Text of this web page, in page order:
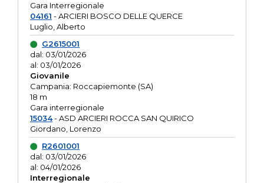
Gara Interregionale
04161 - ARCIERI BOSCO DELLE QUERCE
Luglio, Alberto
G2615001
dal: 03/01/2026
al: 03/01/2026
Giovanile
Campania: Roccapiemonte (SA)
18 m
Gara interregionale
15034- ASD ARCIERI ROCCA SAN QUIRICO
Giordano, Lorenzo
R2601001
dal: 03/01/2026
al: 04/01/2026
Interregionale